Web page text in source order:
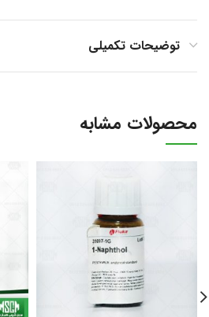
توضیحات تکمیلی
محصولات مشابه